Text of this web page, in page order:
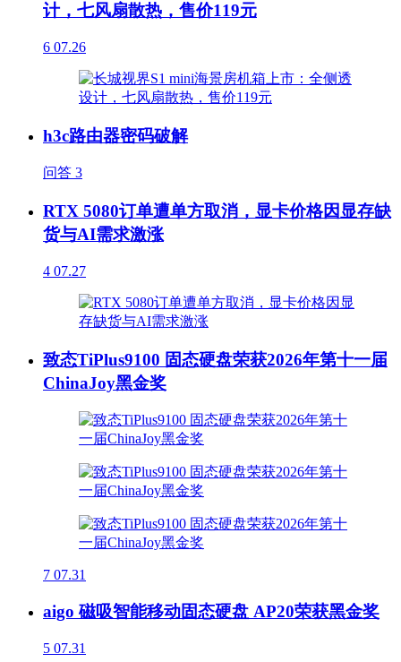
计，七风扇散热，售价119元
6 07.26
h3c路由器密码破解
问答 3
RTX 5080订单遭单方取消，显卡价格因显存缺
货与AI需求激涨
4 07.27
致态TiPlus9100 固态硬盘荣获2026年第十一届
ChinaJoy黑金奖
7 07.31
aigo 磁吸智能移动固态硬盘 AP20荣获黑金奖
5 07.31